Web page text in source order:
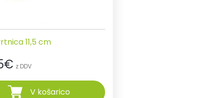
11,5 cm
€ z DDV
V košarico